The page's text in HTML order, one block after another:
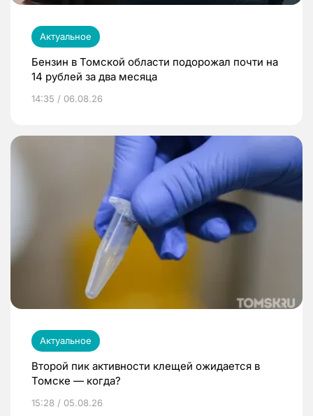
Актуальное
Бензин в Томской области подорожал почти на
14 рублей за два месяца
14:35 / 06.08.26
Актуальное
Второй пик активности клещей ожидается в
Томске — когда?
15:28 / 05.08.26